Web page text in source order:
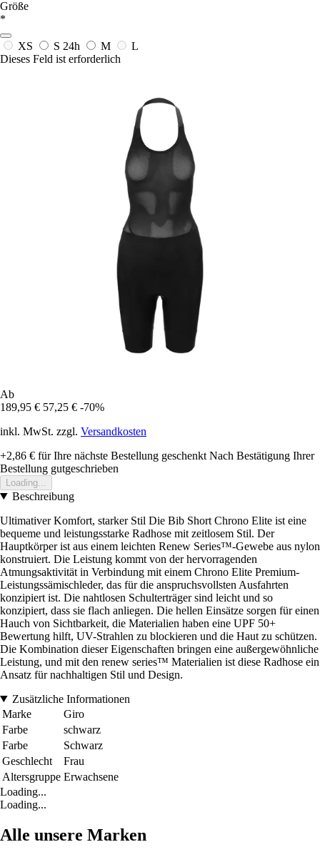
Größe
*
XS S 24h M
L
Dieses Feld ist erforderlich
Ab
189,95 € 57,25 € -70%
inkl. MwSt. zzgl. Versandkosten
+2,86 € für Ihre nächste Bestellung geschenkt Nach Bestätigung Ihrer
Bestellung gutgeschrieben
Loading...
Beschreibung
Ultimativer Komfort, starker Stil Die Bib Short Chrono Elite ist eine
bequeme und leistungsstarke Radhose mit zeitlosem Stil. Der
Hauptkörper ist aus einem leichten Renew Series™-Gewebe aus nylon
konstruiert. Die Leistung kommt von der hervorragenden
Atmungsaktivität in Verbindung mit einem Chrono Elite Premium-
Leistungssämischleder, das für die anspruchsvollsten Ausfahrten
konzipiert ist. Die nahtlosen Schulterträger sind leicht und so
konzipiert, dass sie flach anliegen. Die hellen Einsätze sorgen für einen
Hauch von Sichtbarkeit, die Materialien haben eine UPF 50+
Bewertung hilft, UV-Strahlen zu blockieren und die Haut zu schützen.
Die Kombination dieser Eigenschaften bringen eine außergewöhnliche
Leistung, und mit den renew series™ Materialien ist diese Radhose ein
Ansatz für nachhaltigen Stil und Design.
Zusätzliche Informationen
Marke
Giro
Farbe
schwarz
Farbe
Schwarz
Geschlecht
Frau
Altersgruppe Erwachsene
Loading...
Loading...
Alle unsere Marken